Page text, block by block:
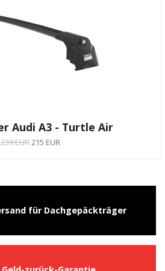
Audi A3 - Turtle Air
239 EUR215 EUR
für Dachgepäckträger